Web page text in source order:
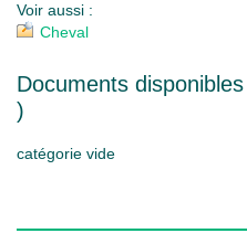
Voir aussi :
Cheval
Documents
)
catégorie vide